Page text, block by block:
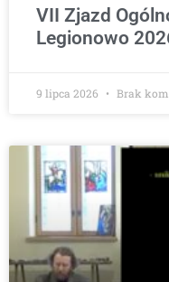
VII Zjazd
Legionowo
9 lipca 2026 Brak